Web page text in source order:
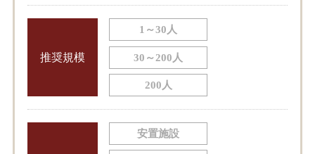
推奨規模
1～30人
30～200人
200人
安置施設